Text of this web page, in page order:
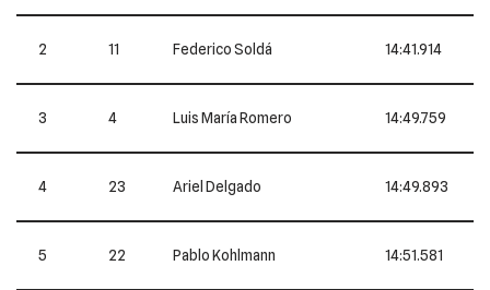
2 11 Federico Soldá 14:41.914
3 4 Luis María Romero 14:49.759
4 23 Ariel Delgado 14:49.893
5 22 Pablo Kohlmann 14:51.581